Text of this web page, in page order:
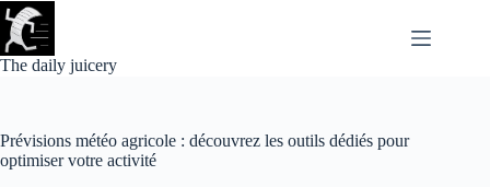
Passer
au
contenu
The daily juicery
Prévisions météo agricole : découvrez les outils dédiés pour
optimiser votre activité